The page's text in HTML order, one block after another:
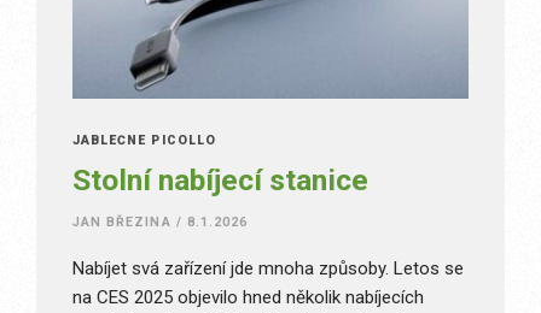
JABLEČNÉ PICOLLO
Stolní nabíjecí stanice
JAN BŘEZINA / 8.1.2026
Nabíjet svá zařízení jde mnoha způsoby. Letos se
na CES 2025 objevilo hned několik nabíjecích